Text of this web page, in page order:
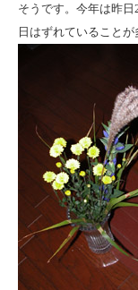
そうです。今年は昨
日はずれていること
ブログ一覧ペ